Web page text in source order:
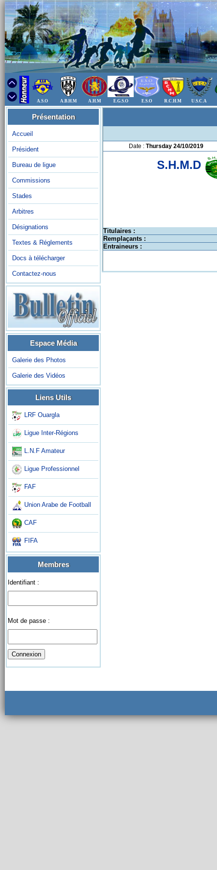
A.S.O A.B.H.M A.H.M E.G.S.O E.S.O R.C.H.M U.S.C.A
Présentation
Accueil
Président
Bureau de ligue
Commissions
Stades
Arbitres
Désignations
Textes & Réglements
Docs à télécharger
Contactez-nous
Espace Média
Galerie des Photos
Galerie des Vidéos
Liens Utils
LRF Ouargla
Ligue Inter-Régions
L.N.F Amateur
Ligue Professionnel
FAF
Union Arabe de Football
CAF
FIFA
Membres
Identifiant :
Mot de passe :
Date : Thursday 24/10/2019
S.H.M.D
Titulaires :
Remplaçants :
Entraineurs :